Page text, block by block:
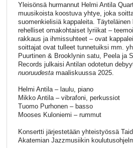
Yleisönsä hurmannut Helmi Antila
muusikoista koostuva yhtye, joka
suomenkielisiä kappaleita. Täyteläinen
rehelliset omakohtaiset lyriikat –
rakkaus ja ihmissuhteet – ovat
soittajat ovat tulleet tunnetuiksi mm.
Puurtinen & Brooklynin satu, Peela ja
Records julkaisi Antilan odotetun
nuoruudestamaaliskuussa 2025.
Helmi Antila – laulu, piano
Mikko Antila – vibrafoni, perkussiot
Tuomo Purhonen – basso
Mooses Kuloniemi – rummut
Konsertti järjestetään yhteistyössä
Akatemian Jazzmusiikin